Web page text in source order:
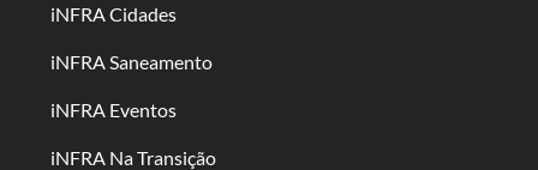
iNFRA Cidades
iNFRA Saneamento
iNFRA Eventos
iNFRA Na Transição